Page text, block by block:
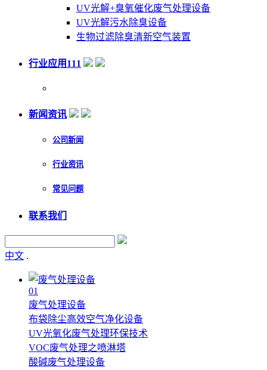
UV光解+臭氧催化废气处理设备
UV光解污水除臭设备
生物过滤除臭清新空气装置
行业应用111
新闻资讯
公司新闻
行业资讯
常见问题
联系我们
中文 .
01
废气处理设备
布袋除尘高效空气净化设备
UV光氧化废气处理环保技术
VOC废气处理之喷淋塔
酸碱废气处理设备